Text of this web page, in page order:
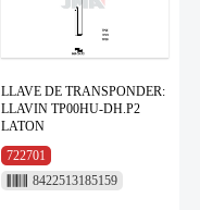
LLAVE DE TRANSPONDER:
LLAVIN TP00HU-DH.P2
LATON
722701
8422513185159